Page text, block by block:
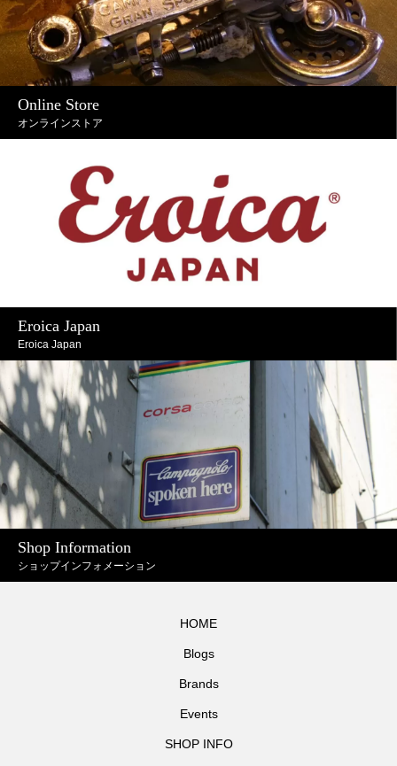
Online Store
オンラインストア
Eroica Japan
Eroica Japan
Shop Information
ショップインフォメーション
HOME
Blogs
Brands
Events
SHOP INFO